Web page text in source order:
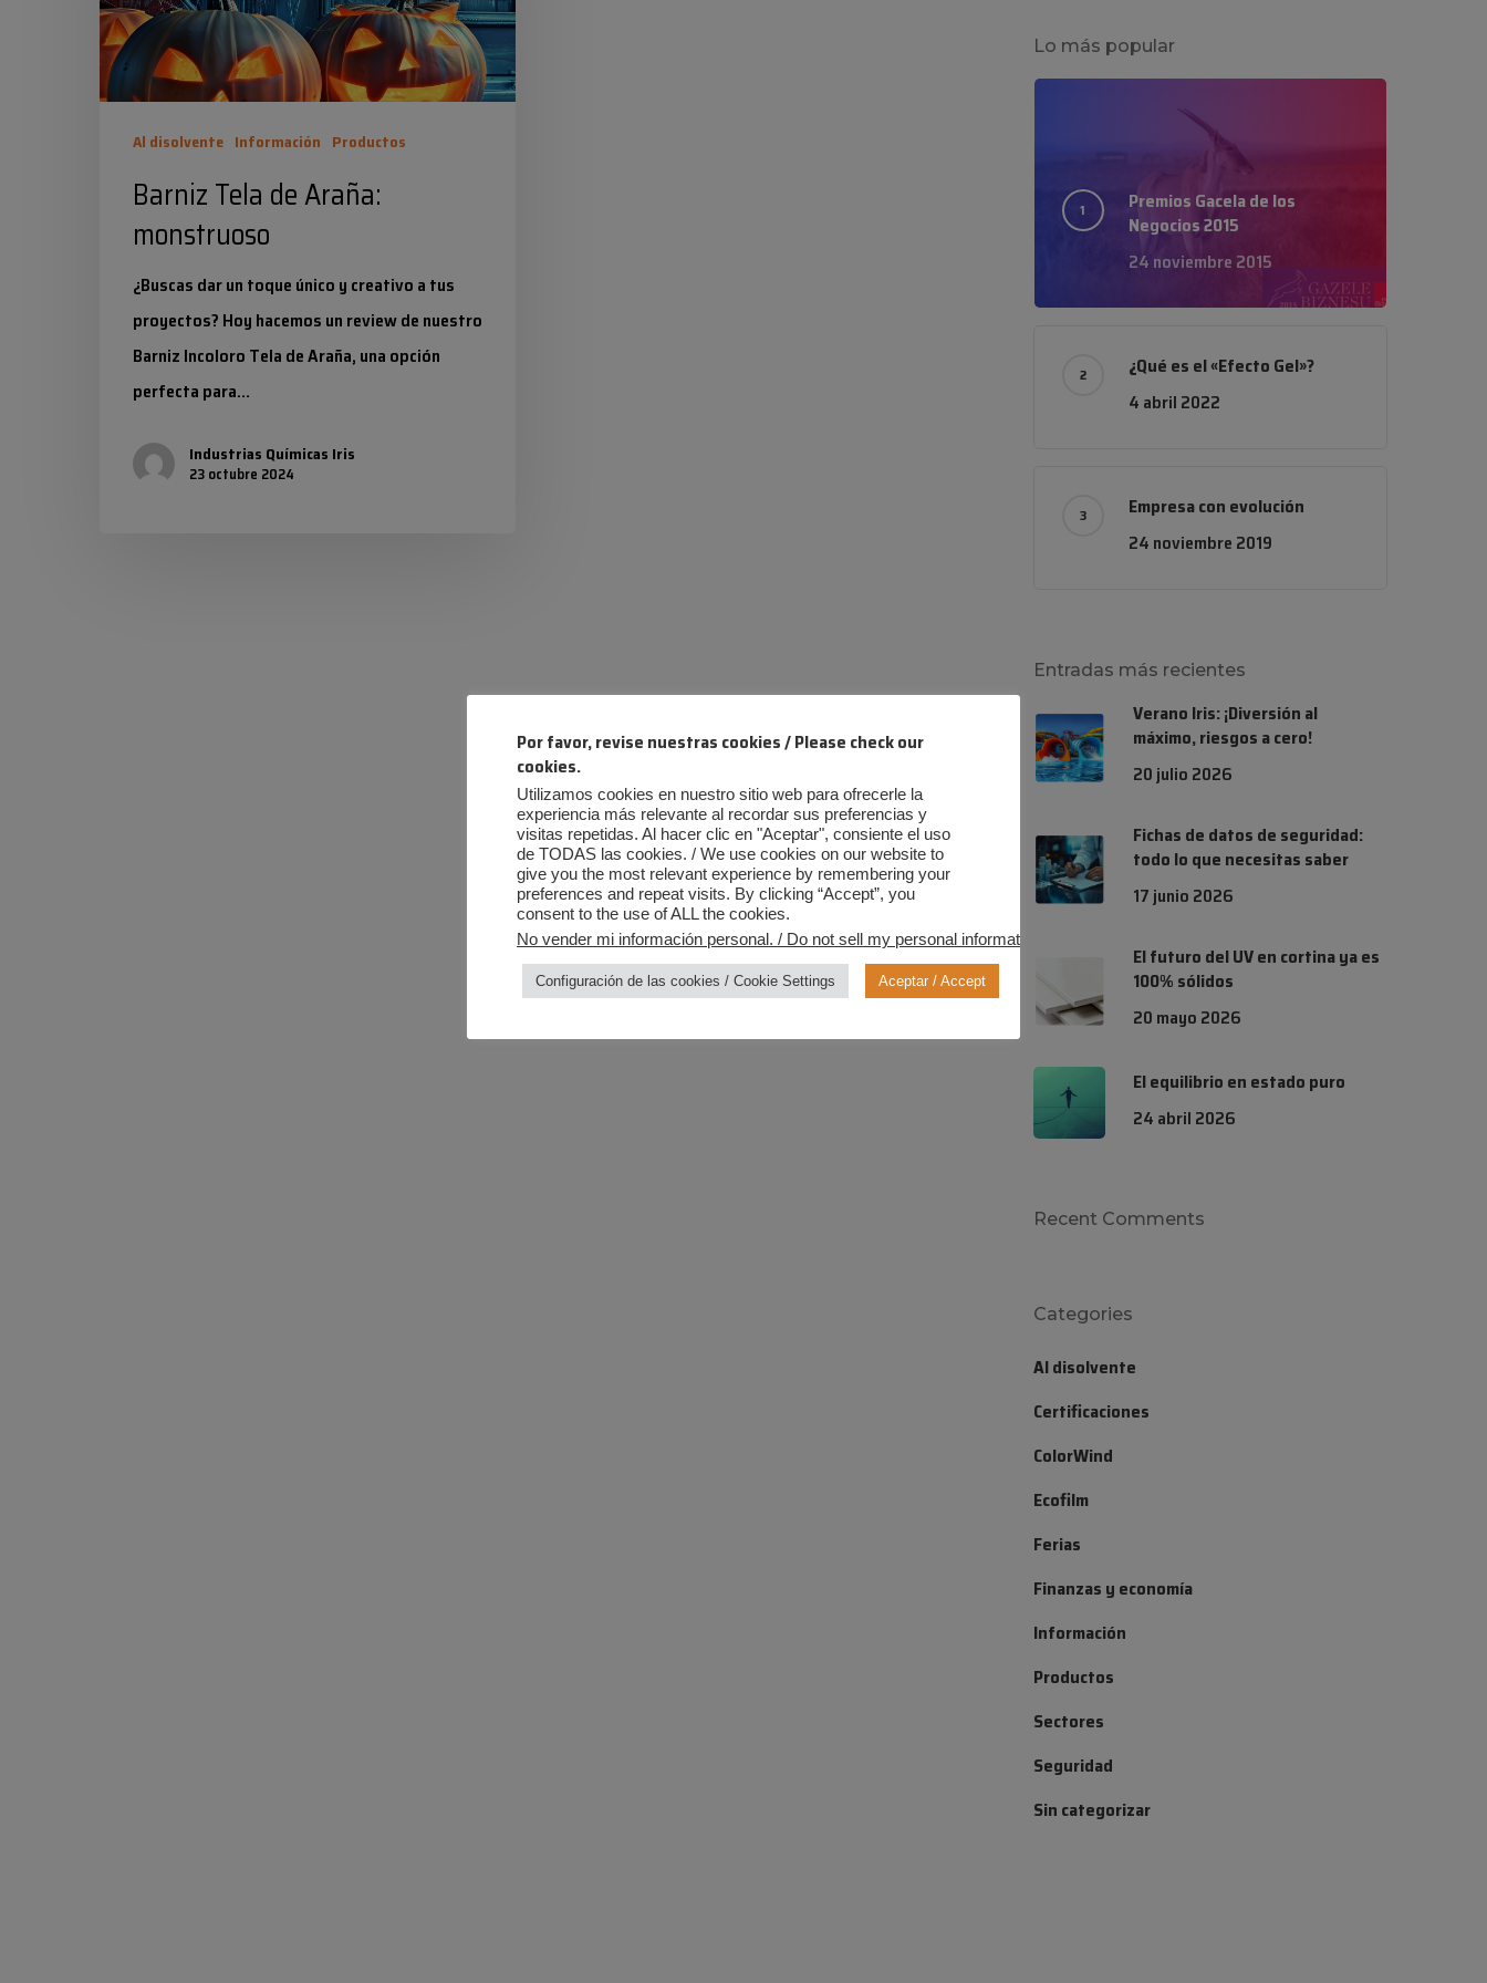
monstruoso
Al disolvente Información Productos
Barniz Tela de Araña:
monstruoso
¿Buscas dar un toque único y creativo a tus
proyectos? Hoy hacemos un review de nuestro
Barniz Incoloro Tela de Araña, una opción
perfecta para…
Industrias Químicas Iris
23 octubre 2024
Lo más popular
Premios Gacela de los
Negocios 2015
24 noviembre 2015
¿Qué es el «Efecto Gel»?
4 abril 2022
Empresa con evolución
24 noviembre 2019
Entradas más recientes
Verano Iris: ¡Diversión al
máximo, riesgos a cero!
20 julio 2026
Fichas de datos de seguridad:
todo lo que necesitas saber
17 junio 2026
El futuro del UV en cortina ya es
100% sólidos
20 mayo 2026
El equilibrio en estado puro
24 abril 2026
Recent Comments
Categories
Al disolvente
Certificaciones
ColorWind
Ecofilm
Ferias
Finanzas y economía
Información
Productos
Sectores
Seguridad
Sin categorizar
Por favor, revise nuestras cookies / Please check our
cookies.
Utilizamos cookies en nuestro sitio web para ofrecerle la
experiencia más relevante al recordar sus preferencias y
visitas repetidas. Al hacer clic en "Aceptar", consiente el uso
de TODAS las cookies. / We use cookies on our website to
give you the most relevant experience by remembering your
preferences and repeat visits. By clicking “Accept”, you
consent to the use of ALL the cookies.
No vender mi información personal. / Do not sell my personal information.
Configuración de las cookies / Cookie Settings Aceptar / Accept